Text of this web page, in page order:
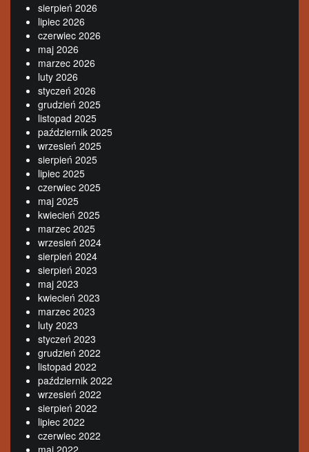
sierpień 2026
lipiec 2026
czerwiec 2026
maj 2026
marzec 2026
luty 2026
styczeń 2026
grudzień 2025
listopad 2025
październik 2025
wrzesień 2025
sierpień 2025
lipiec 2025
czerwiec 2025
maj 2025
kwiecień 2025
marzec 2025
wrzesień 2024
sierpień 2024
sierpień 2023
maj 2023
kwiecień 2023
marzec 2023
luty 2023
styczeń 2023
grudzień 2022
listopad 2022
październik 2022
wrzesień 2022
sierpień 2022
lipiec 2022
czerwiec 2022